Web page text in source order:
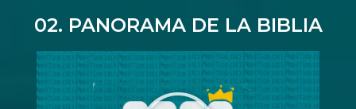
02. PANORAMA DE LA BIBLIA